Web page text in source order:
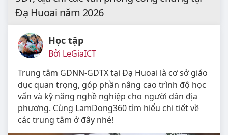
Đạ Huoai năm 2026
Học tập
Bởi LeGiaICT
Trung tâm GDNN-GDTX tại Đạ Huoai là cơ sở giáo
dục quan trọng, góp phần nâng cao trình độ học
vấn và kỹ năng nghề nghiệp cho người dân địa
phương. Cùng LamDong360 tìm hiểu chi tiết về
các trung tâm ở đây nhé!